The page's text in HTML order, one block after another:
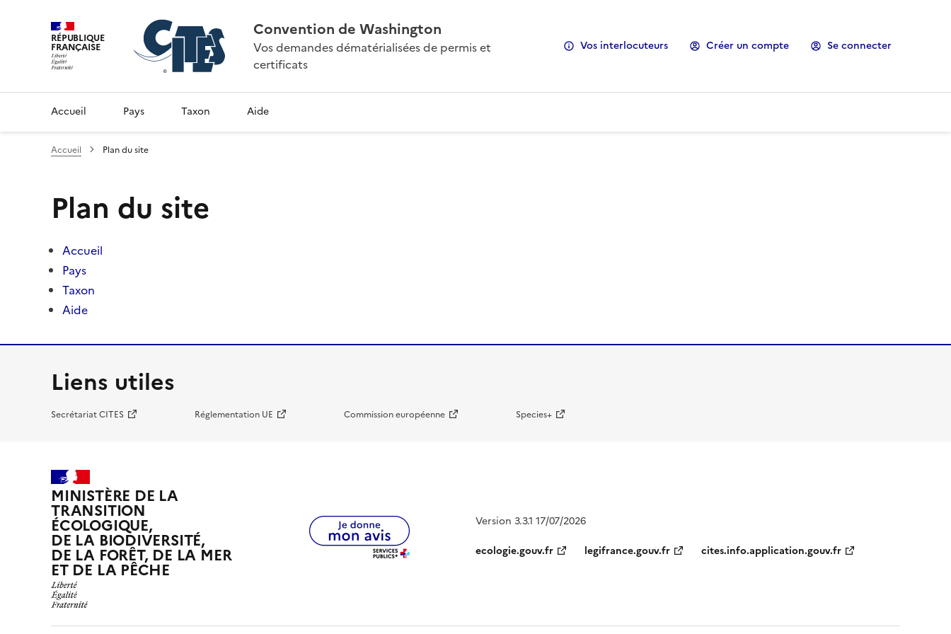
RÉPUBLIQUE
FRANÇAISE
Convention de Washington
Vos demandes dématérialisées de permis et
certificats
Vos interlocuteurs Créer un compte Se connecter
Accueil Pays Taxon Aide
Accueil Plan du site
Plan du site
Accueil
Pays
Taxon
Aide
Liens utiles
Secrétariat CITES Réglementation UE Commission européenne Species+
MINISTÈRE DE LA
TRANSITION
ÉCOLOGIQUE,
DE LA BIODIVERSITÉ,
DE LA FORÊT, DE LA MER
ET DE LA PÊCHE
Version 3.3.1 17/07/2026
ecologie.gouv.fr
legifrance.gouv.fr cites.info.application.gouv.fr